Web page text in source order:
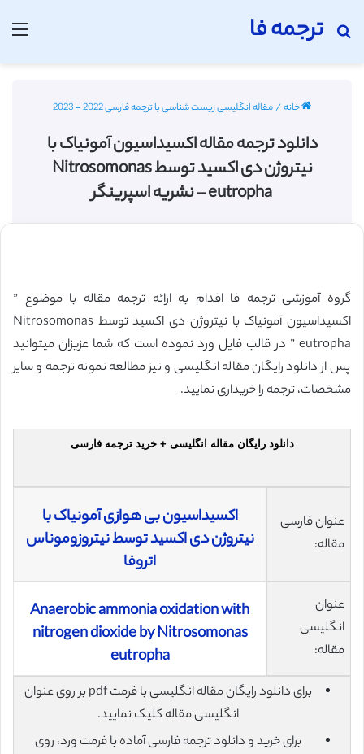
ترجمه فا
جستجو برای
خانه/مقاله انگلیسی زیست شناسی با ترجمه فارسی 2022 - 2023
دانلود ترجمه مقاله اکسیداسیون آمونیاک با
نیتروژن دی اکسید توسط Nitrosomonas
eutropha – نشریه اسپرینگر
گروه آموزشی ترجمه فا اقدام به ارائه ترجمه مقاله با موضوع ”
اکسیداسیون آمونیاک با نیتروژن دی اکسید توسط Nitrosomonas
eutropha ” در قالب فایل ورد نموده است که شما عزیزان میتوانید
پس از دانلود رایگان مقاله انگلیسی و نیز مطالعه نمونه ترجمه و سایر
مشخصات، ترجمه را خریداری نمایید.
دانلود رایگان مقاله انگلیسی + خرید ترجمه فارسی
عنوان فارسی
مقاله:
اکسیداسیون بی هوازی آمونیاک با
نیتروژن دی اکسید توسط نیتروزوموناس
اتروفا
عنوان
انگلیسی
مقاله:
Anaerobic ammonia oxidation with
nitrogen dioxide by Nitrosomonas
eutropha
برای دانلود رایگان مقاله انگلیسی با فرمت pdf بر روی عنوان
انگلیسی مقاله کلیک نمایید.
برای خرید و دانلود ترجمه فارسی آماده با فرمت ورد، روی